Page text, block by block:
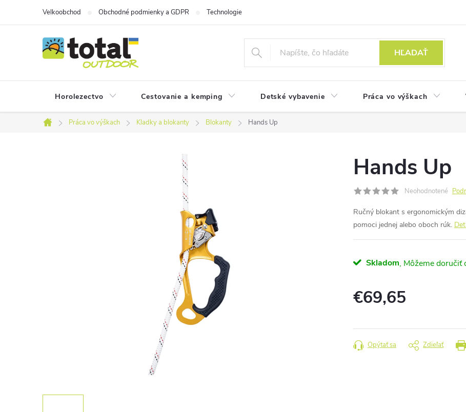
Velkoobchod Obchodné podmienky a GDPR Technologie
HĽADAŤ
Horolezectvo Cestovanie a kemping Detské vybavenie Práca vo výškach
Domov
Práca vo výškach Kladky a blokanty Blokanty Hands Up
Hands Up
Neohodnotené
Ručný blokant s ergonomickým
pomoci jednej alebo oboch rúk.
Skladom
€69,65
Opýtať sa Zdieľať